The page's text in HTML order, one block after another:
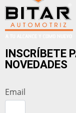
INSCRÍBETE
NOVEDADES
Email